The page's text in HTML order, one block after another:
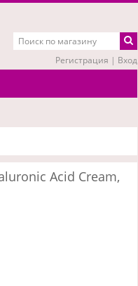
Регистрация | Вход
Acid Cream,